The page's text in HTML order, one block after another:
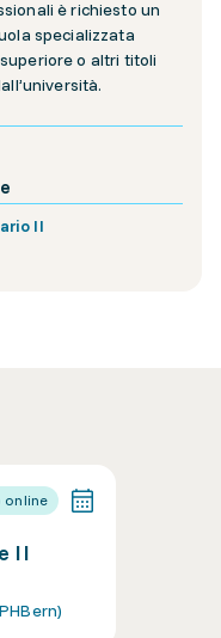
è richiesto un
specializzata
o altri titoli
II
online
II